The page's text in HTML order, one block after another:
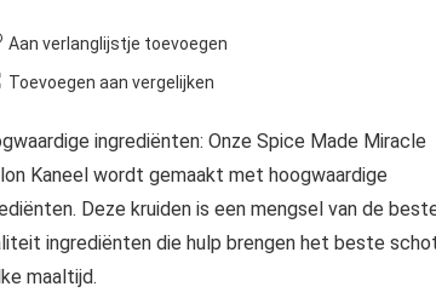
Aan verlanglijstje toevoegen
Toevoegen aan vergelijken
ingrediënten: Onze Spice Made Miracle
Kaneel wordt gemaakt met hoogwaardige
Deze kruiden is een mengsel van de
ingrediënten die hulp brengen het beste
maaltijd.